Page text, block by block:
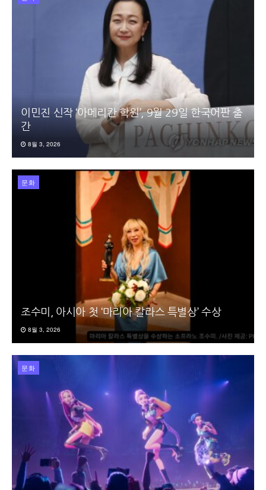
이민진 신작 ‘아메리칸 학원’, 9월 29일 한국어판 출
간
8월 3, 2026
문화
조수미, 아시아 첫 ‘마리아 칼라스 특별상’ 수상
8월 3, 2026
문화